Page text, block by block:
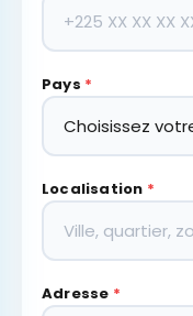
Pays *
Localisation *
Adresse *